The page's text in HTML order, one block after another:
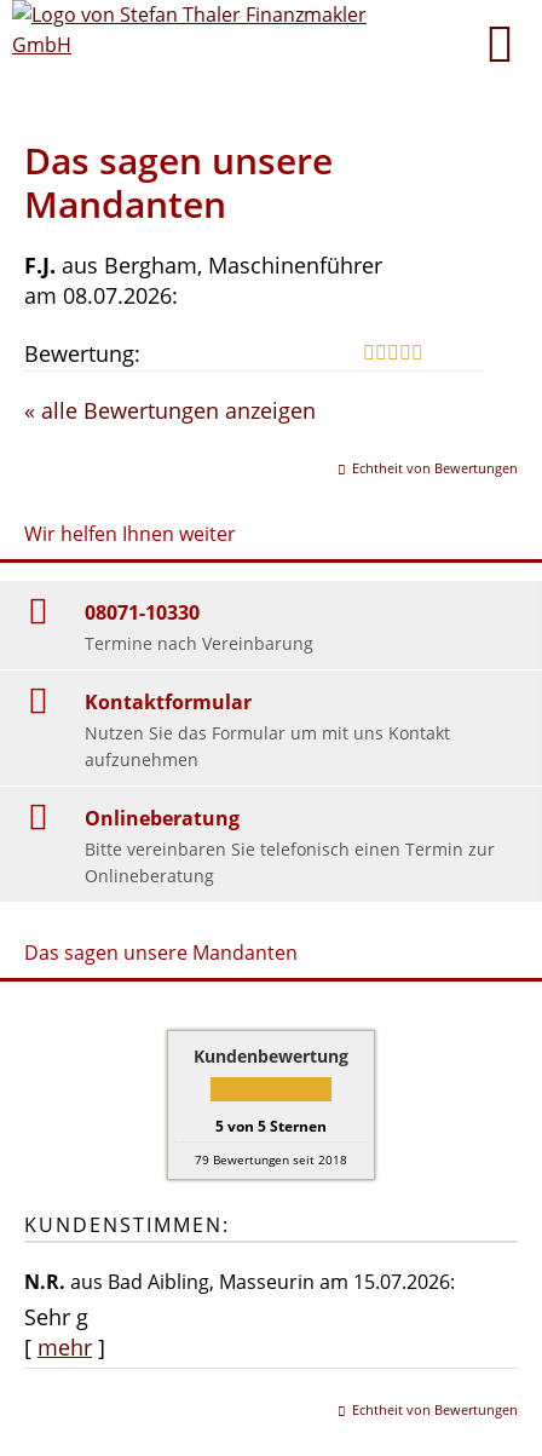
Das sagen unsere
Mandanten
F.J. aus Bergham, Maschinenführer
am 08.07.2026:
Bewertung:
« alle Bewertungen anzeigen
Echtheit von Bewertungen
Wir helfen Ihnen weiter
08071-10330
Termine nach Vereinbarung
Kontaktformular
Nutzen Sie das Formular um mit uns Kontakt
aufzunehmen
Onlineberatung
Bitte vereinbaren Sie telefonisch einen Termin zur
Onlineberatung
Das sagen unsere Mandanten
Kundenbewertung
5von 5Sternen
79 Bewertungen seit 2018
KUNDENSTIMMEN:
N.R. aus Bad Aibling, Masseurin am 15.07.2026:
Sehr g
[ mehr ]
Echtheit von Bewertungen